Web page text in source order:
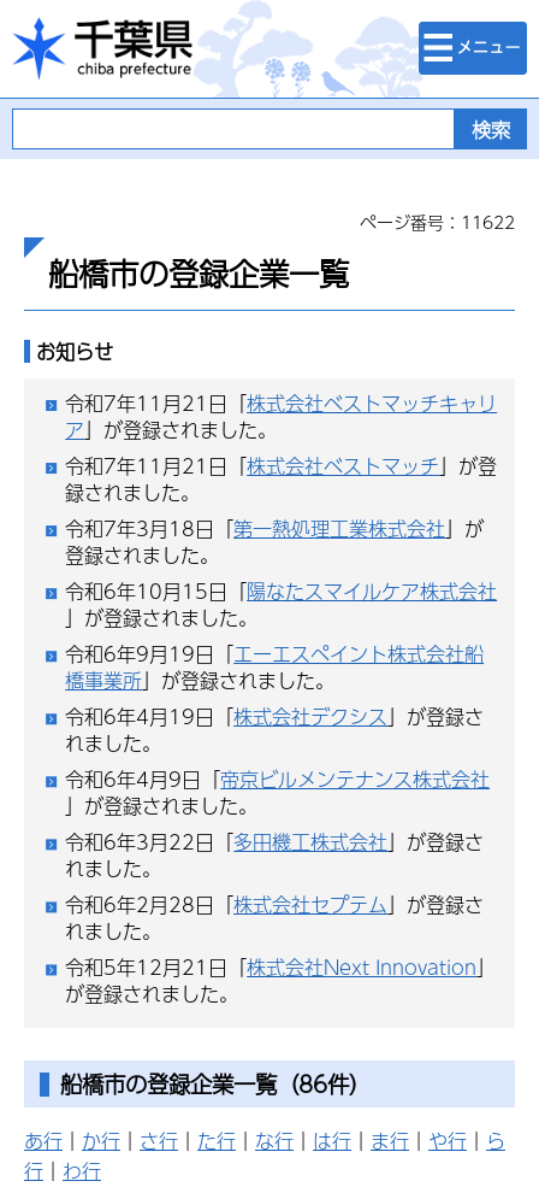
千葉県
検索・メニュ
ー
ページ番号：11622
船橋市の登録企業一覧
お知らせ
令和7年11月21日「株式会社ベストマッチキャリ
ア」が登録されました。
令和7年11月21日「株式会社ベストマッチ」が登
録されました。
令和7年3月18日「第一熱処理工業株式会社」が
登録されました。
令和6年10月15日「陽なたスマイルケア株式会社
」が登録されました。
令和6年9月19日「エーエスペイント株式会社船
橋事業所」が登録されました。
令和6年4月19日「株式会社デクシス」が登録さ
れました。
令和6年4月9日「帝京ビルメンテナンス株式会社
」が登録されました。
令和6年3月22日「多田機工株式会社」が登録さ
れました。
令和6年2月28日「株式会社セプテム」が登録さ
れました。
令和5年12月21日「株式会社Next Innovation」
が登録されました。
船橋市の登録企業一覧（86件）
あ行 ｜ か行 ｜ さ行 ｜ た行 ｜ な行 ｜ は行 ｜ ま行 ｜ や行 ｜ ら
行 ｜ わ行